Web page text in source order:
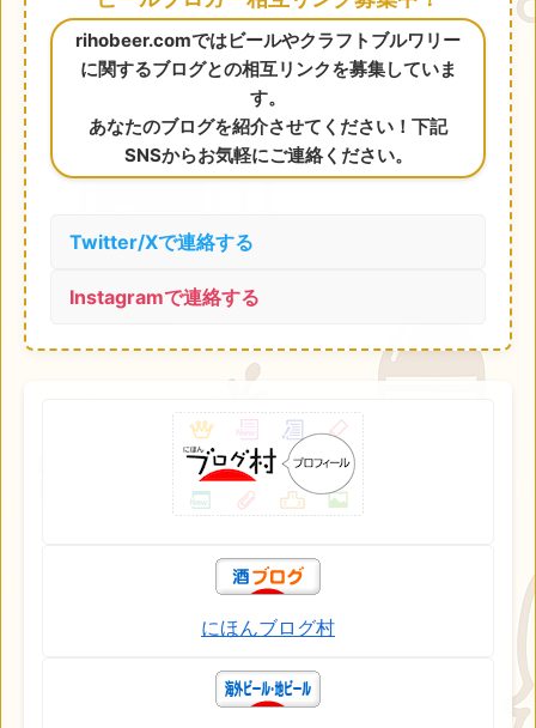
rihobeer.comではビールやクラフトブルワリー
に関するブログとの相互リンクを募集していま
す。
あなたのブログを紹介させてください！下記
SNSからお気軽にご連絡ください。
Twitter/Xで連絡する
Instagramで連絡する
にほんブログ村